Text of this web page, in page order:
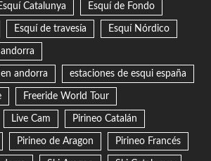
Catalunya Esquí de Fondo
Esquí de travesía Esquí Nórdico
andorra estaciones de esqui españa
Freeride World Tour
Live Cam Pirineo Catalán
Pirineo de Aragon Pirineo Francés